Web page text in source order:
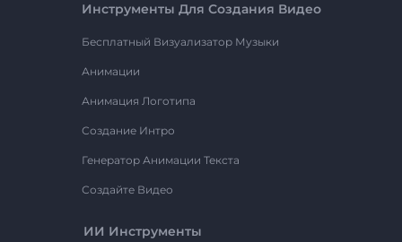
Инструменты Для Создания Видео
Бесплатный Визуализатор Музыки
Анимации
Анимация Логотипа
Создание Интро
Генератор Анимации Текста
Создайте Видео
ИИ Инструменты